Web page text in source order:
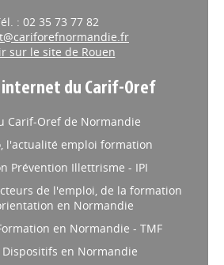
: 02 35 73 77 82
sur le site de Rouen
internet du Carif-Oref
Carif-Oref de Normandie
l'actualité emploi formation
Prévention Illettrisme - IPI
de l'emploi, de la formation
en Normandie
en Normandie - TMF
en Normandie